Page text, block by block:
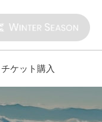
チケット購入